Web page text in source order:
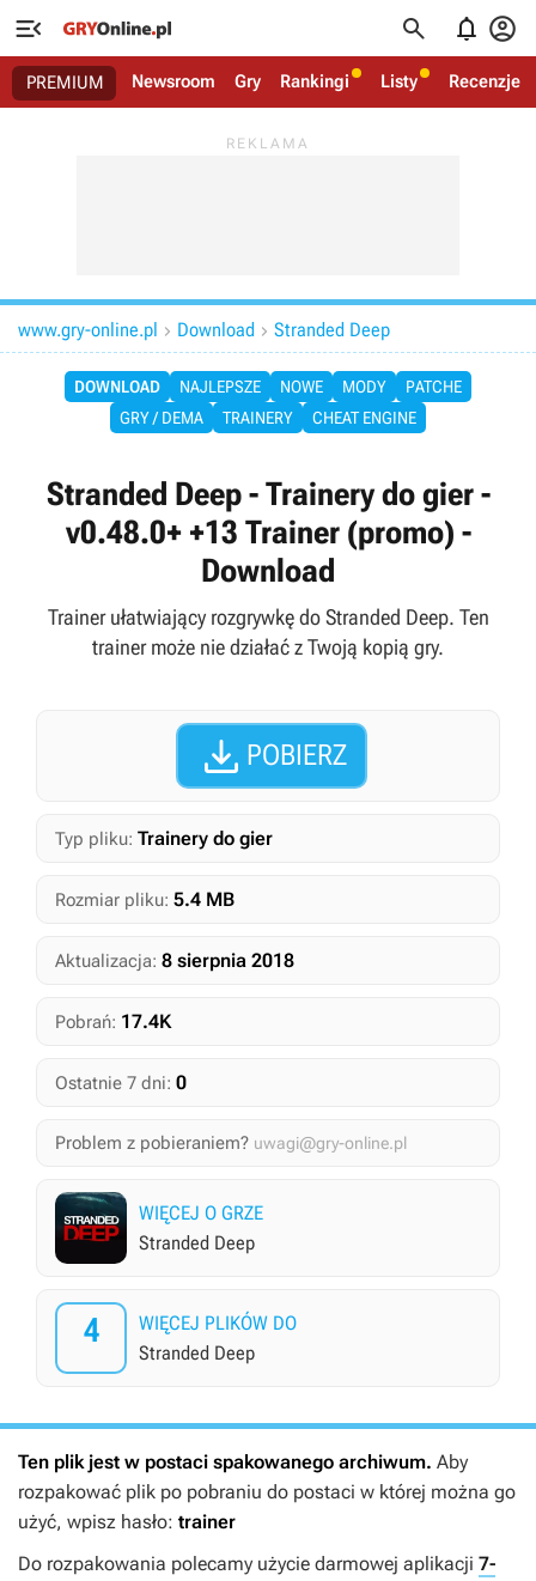
   
PREMIUM Newsroom Gry Rankingi Listy Recenzje
www.gry-online.pl  Download  Stranded Deep
DOWNLOAD NAJLEPSZE NOWE MODY
PATCHE
GRY / DEMA
TRAINERY CHEAT ENGINE
Stranded Deep - Trainery do gier -
v0.48.0+ +13 Trainer (promo) -
Download
Trainer ułatwiający rozgrywkę do Stranded Deep. Ten
trainer może nie działać z Twoją kopią gry.
 POBIERZ
Typ pliku: Trainery do gier
Rozmiar pliku: 5.4 MB
Aktualizacja: 8 sierpnia 2018
Pobrań: 17.4K
Ostatnie 7 dni: 0
Problem z pobieraniem? uwagi@gry-online.pl
WIĘCEJ O GRZE
Stranded Deep
4
WIĘCEJ PLIKÓW DO
Stranded Deep
Ten plik jest w postaci spakowanego archiwum. Aby
rozpakować plik po pobraniu do postaci w której można go
użyć, wpisz hasło: trainer
Do rozpakowania polecamy użycie darmowej aplikacji 7-